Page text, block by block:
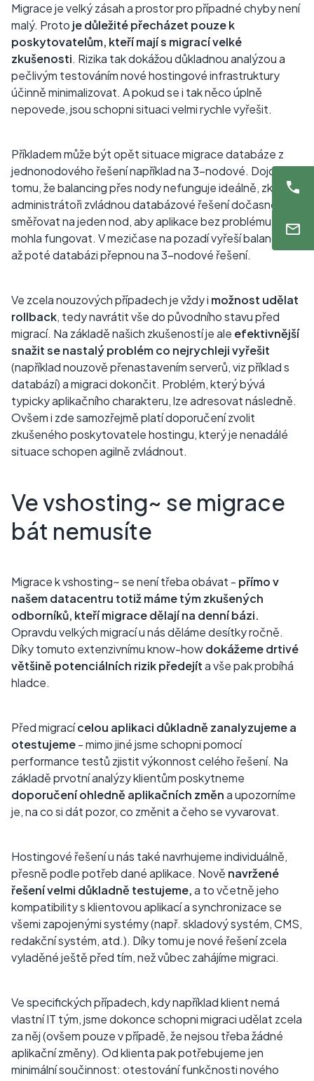
Migrace je velký zásah a prostor pro případné chyby není
malý. Proto je důležité přecházet pouze k
poskytovatelům, kteří mají s migrací velké
zkušenosti. Rizika tak dokážou důkladnou analýzou a
pečlivým testováním nové hostingové infrastruktury
účinně minimalizovat. A pokud se i tak něco úplně
nepovede, jsou schopni situaci velmi rychle vyřešit.
Příkladem může být opět situace migrace databáze z
jednonodového řešení například na 3-nodové. Dojde-li k
tomu, že balancing přes nody nefunguje ideálně, zkušení
administrátoři zvládnou databázové řešení dočasně
směřovat na jeden nod, aby aplikace bez problému
mohla fungovat. V mezičase na pozadí vyřeší balancing a
až poté databázi přepnou na 3-nodové řešení.
Ve zcela nouzových případech je vždy i možnost udělat
rollback, tedy navrátit vše do původního stavu před
migrací. Na základě našich zkušeností je ale efektivnější
snažit se nastalý problém co nejrychleji vyřešit
(například nouzově přenastavením serverů, viz příklad s
databází) a migraci dokončit. Problém, který bývá
typicky aplikačního charakteru, lze adresovat následně.
Ovšem i zde samozřejmě platí doporučení zvolit
zkušeného poskytovatele hostingu, který je nenadálé
situace schopen agilně zvládnout.
Ve vshosting~ se migrace
bát nemusíte
Migrace k vshosting~ se není třeba obávat - přímo v
našem datacentru totiž máme tým zkušených
odborníků, kteří migrace dělají na denní bázi.
Opravdu velkých migrací u nás děláme desítky ročně.
Díky tomuto extenzivnímu know-howdokážeme drtivé
většině potenciálních rizik předejíta vše pak probíhá
hladce.
Před migracícelou aplikaci důkladně zanalyzujeme a
otestujeme- mimo jiné jsme schopni pomocí
performance testů zjistit výkonnost celého řešení. Na
základě prvotní analýzy klientům poskytneme
doporučení ohledně aplikačních změna upozorníme
je, na co si dát pozor, co změnit a čeho se vyvarovat.
Hostingové řešení u nás také navrhujeme individuálně,
přesně podle potřeb dané aplikace. Nově navržené
řešení velmi důkladně testujeme,a to včetně jeho
kompatibility s klientovou aplikací a synchronizace se
všemi zapojenými systémy (např. skladový systém, CMS,
redakční systém, atd.). Díky tomu je nové řešení zcela
vyladěné ještě před tím, než vůbec zahájíme migraci.
Ve specifických případech, kdy například klient nemá
vlastní IT tým, jsme dokonce schopni migraci udělat zcela
za něj (ovšem pouze v případě, že nejsou třeba žádné
aplikační změny). Od klienta pak potřebujeme jen
minimální součinnost: otestování funkčnosti nového